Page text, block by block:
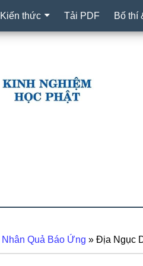
Kiến thức Tải PDF Bố thí
Nhân Quả Báo Ứng » Địa Ngục